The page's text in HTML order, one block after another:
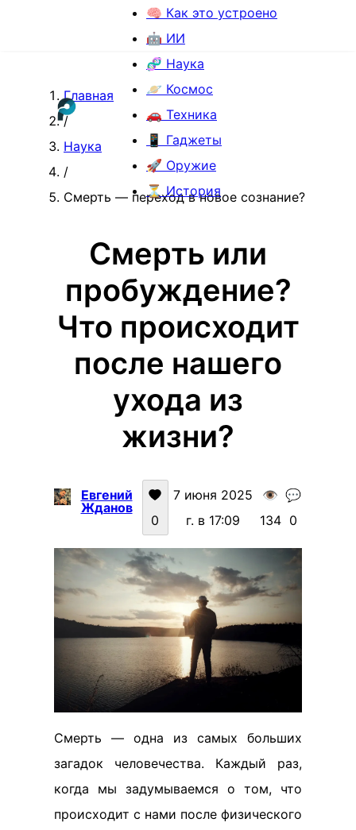
🧠 Как это устроено
🤖 ИИ
🧬 Наука
🪐 Космос
🚗 Техника
📱 Гаджеты
🚀 Оружие
⏳ История
Главная
/
Наука
/
Смерть — переход в новое сознание?
Смерть или
пробуждение?
Что происходит
после нашего
ухода из
жизни?
Евгений
Жданов
0
7 июня 2025
г. в 17:09
👁️
134
💬
0
Смерть — одна из самых больших
загадок человечества. Каждый раз,
когда мы задумываемся о том, что
происходит с нами после физического